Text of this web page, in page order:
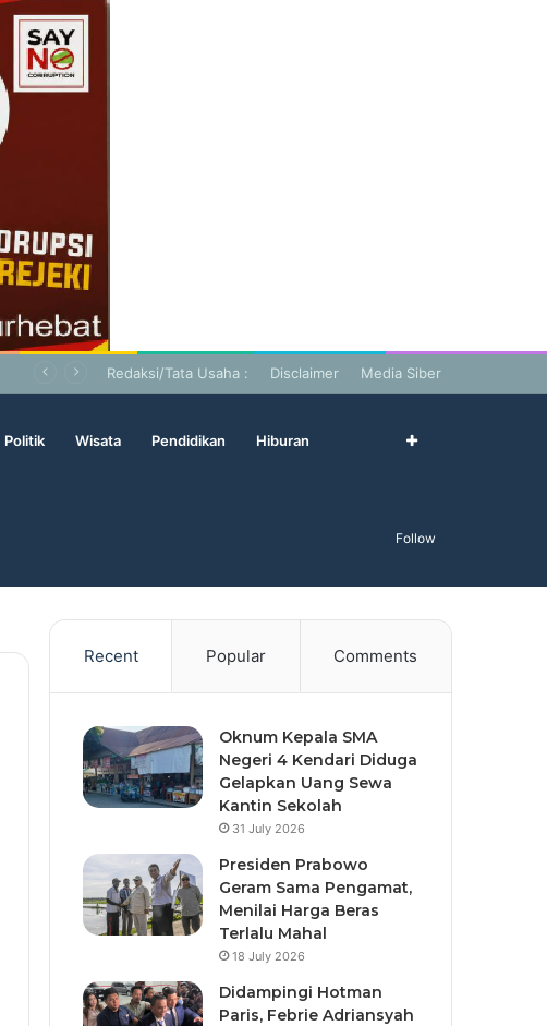
Redaksi/Tata Usaha : Disclaimer Media Siber
Politik Wisata Pendidikan Hiburan
Follow
Recent Popular Comments
Oknum Kepala SMA
Negeri 4 Kendari Diduga
Gelapkan Uang Sewa
Kantin Sekolah
31 July 2026
Presiden Prabowo
Geram Sama Pengamat,
Menilai Harga Beras
Terlalu Mahal
18 July 2026
Didampingi Hotman
Paris, Febrie Adriansyah